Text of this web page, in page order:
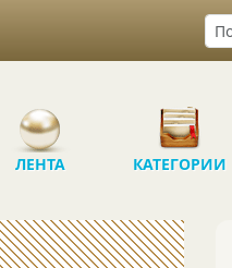
ЛЕНТА КАТЕГОРИИ